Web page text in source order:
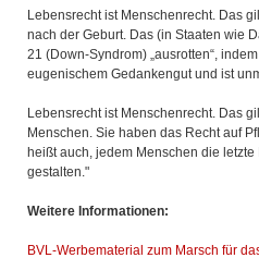
Lebensrecht ist Menschenrecht. Das
nach der Geburt. Das (in Staaten wie
21 (Down-Syndrom) „ausrotten“,
eugenischem Gedankengut und ist
Lebensrecht ist Menschenrecht. Das
Menschen. Sie haben das Recht auf
heißt auch, jedem Menschen die
gestalten."
Weitere Informationen:
BVL-Werbematerial zum Marsch für